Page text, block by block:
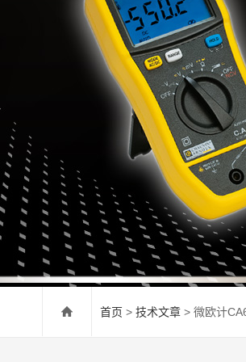
首页 > 技术文章 > 微欧计